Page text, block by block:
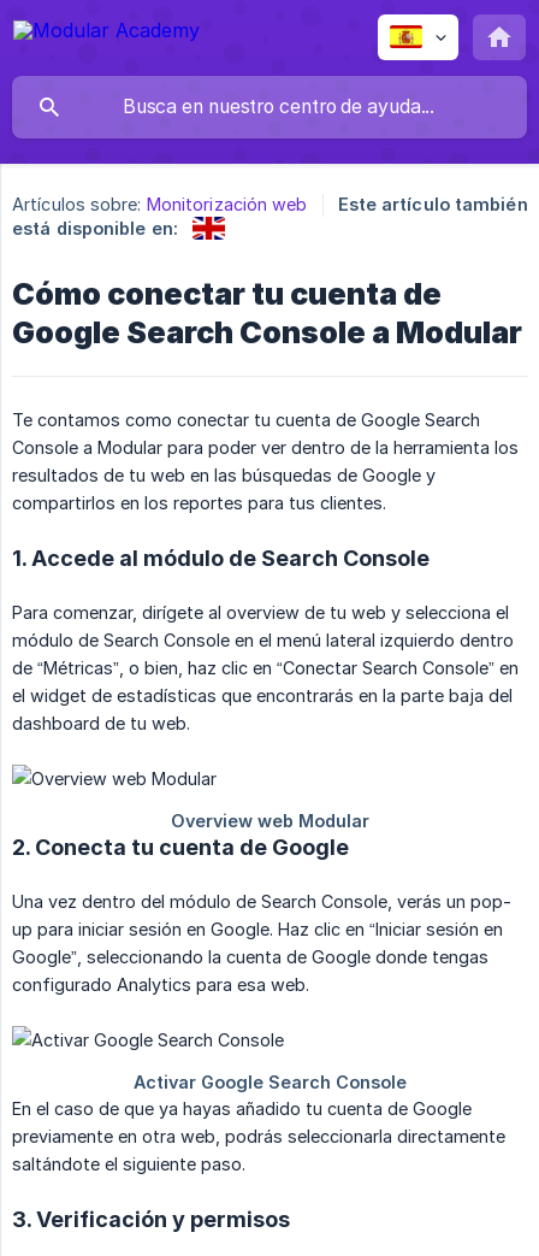
Artículos sobre: Monitorización web
Este artículo también
está disponible en:
Cómo conectar tu cuenta de
Google Search Console a Modular
Te contamos como conectar tu cuenta de Google Search
Console a Modular para poder ver dentro de la herramienta los
resultados de tu web en las búsquedas de Google y
compartirlos en los reportes para tus clientes.
1. Accede al módulo de Search Console
Para comenzar, dirígete al overview de tu web y selecciona el
módulo de Search Console en el menú lateral izquierdo dentro
de “Métricas”, o bien, haz clic en “Conectar Search Console” en
el widget de estadísticas que encontrarás en la parte baja del
dashboard de tu web.
2. Conecta tu cuenta de Google
Una vez dentro del módulo de Search Console, verás un pop-
up para iniciar sesión en Google. Haz clic en “Iniciar sesión en
Google”, seleccionando la cuenta de Google donde tengas
configurado Analytics para esa web.
En el caso de que ya hayas añadido tu cuenta de Google
previamente en otra web, podrás seleccionarla directamente
saltándote el siguiente paso.
3. Verificación y permisos